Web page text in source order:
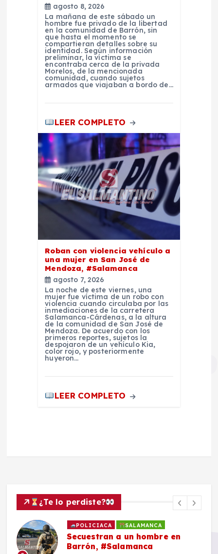
agosto 8, 2026
La mañana de este sábado un
hombre fue privado de la libertad
en la comunidad de Barrón, sin
que hasta el momento se
compartieran detalles sobre su
identidad. Según información
preliminar, la víctima se
encontraba cerca de la privada
Morelos, de la mencionada
comunidad, cuando sujetos
armados que viajaban a bordo de…
LEER COMPLETO
Roban con violencia vehículo a
una mujer en San José de
Mendoza, #Salamanca
agosto 7, 2026
La noche de este viernes, una
mujer fue víctima de un robo con
violencia cuando circulaba por las
inmediaciones de la carretera
Salamanca-Cárdenas, a la altura
de la comunidad de San José de
Mendoza. De acuerdo con los
primeros reportes, sujetos la
despojaron de un vehículo Kia,
color rojo, y posteriormente
huyeron…
LEER COMPLETO
¿Te lo perdiste?
POLICIACA SALAMANCA
Secuestran a un hombre en
Barrón, #Salamanca